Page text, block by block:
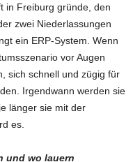
in Freiburg gründe, den
zwei Niederlassungen
ein ERP-System. Wenn
vor Augen
sich schnell und zügig für
Irgendwann werden sie
länger sie mit der
es.
und wo lauern